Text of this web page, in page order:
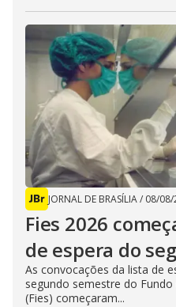
JORNAL DE BRASÍLIA/ 08/
Fies 2026
de espera do
As convocações da lista de
segundo semestre do
(Fies) começaram...